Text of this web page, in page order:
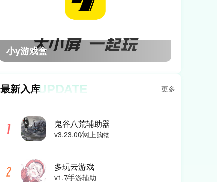
小y游戏盒
最新入库UPDATE 更多
鬼谷八荒辅助器
v3.23.00网上购物
多玩云游戏
v1.7手游辅助